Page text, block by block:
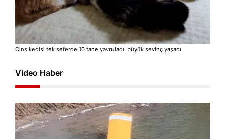
Cins kedisi tek seferde 10 tane yavruladı, büyük sevinç yaşadı
Video Haber